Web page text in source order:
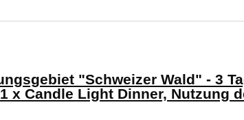
"Schweizer Wald" - 3
x Candle Light Dinner, Nutzung